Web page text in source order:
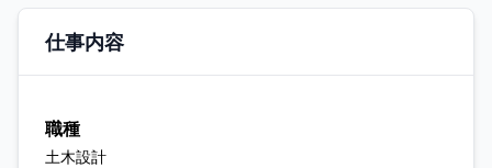
仕事内容
職種
土木設計